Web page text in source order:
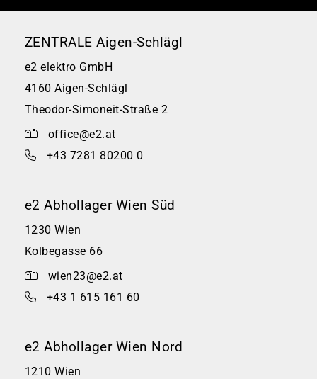
ZENTRALE Aigen-Schlägl
e2 elektro GmbH
4160 Aigen-Schlägl
Theodor-Simoneit-Straße 2
office@e2.at
+43 7281 80200 0
e2 Abhollager Wien Süd
1230 Wien
Kolbegasse 66
wien23@e2.at
+43 1 615 161 60
e2 Abhollager Wien Nord
1210 Wien